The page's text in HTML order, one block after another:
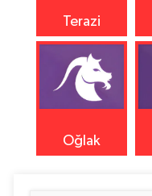
Terazi
Oğlak